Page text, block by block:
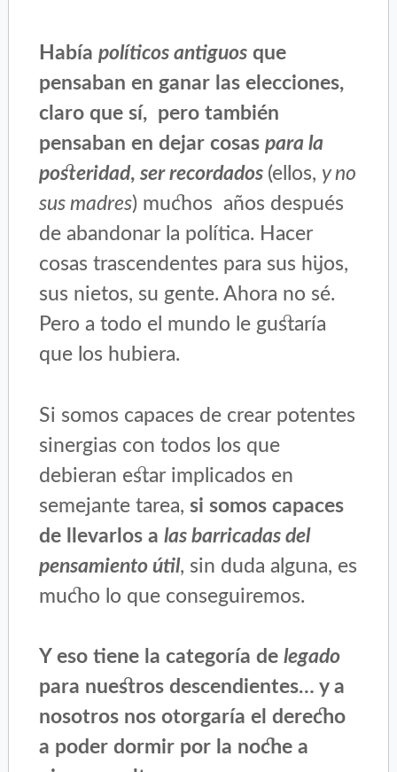
Habíapolíticos antiguos que
pensaban en ganar las elecciones,
claro que sí, pero también
pensaban en dejar cosaspara la
posteridad,ser recordados (ellos, y no
sus madres) muchos años después
de abandonar la política. Hacer
cosas trascendentes para sus hijos,
sus nietos, su gente. Ahora no sé.
Pero a todo el mundo le gustaría
que los hubiera.
Si somos capaces de crear potentes
sinergias con todos los que
debieran estar implicados en
semejante tarea, si somos capaces
de llevarlos alas barricadas del
pensamiento útil, sin duda alguna, es
mucho lo que conseguiremos.
Y eso tiene la categoría delegado
para nuestros descendientes… y a
nosotros nos otorgaría el derecho
a poder dormir por la noche a